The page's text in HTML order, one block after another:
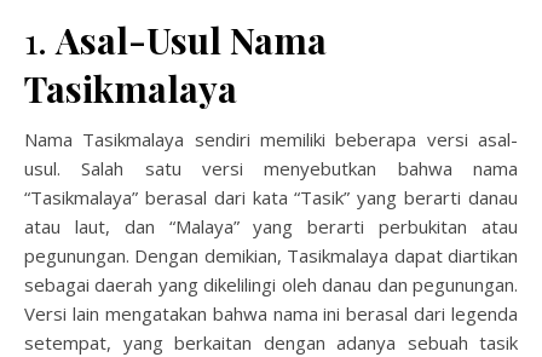
1.Asal-Usul Nama
Tasikmalaya
Nama Tasikmalaya sendiri memiliki beberapa versi asal-
usul. Salah satu versi menyebutkan bahwa nama
“Tasikmalaya” berasal dari kata “Tasik” yang berarti danau
atau laut, dan “Malaya” yang berarti perbukitan atau
pegunungan. Dengan demikian, Tasikmalaya dapat diartikan
sebagai daerah yang dikelilingi oleh danau dan pegunungan.
Versi lain mengatakan bahwa nama ini berasal dari legenda
setempat, yang berkaitan dengan adanya sebuah tasik